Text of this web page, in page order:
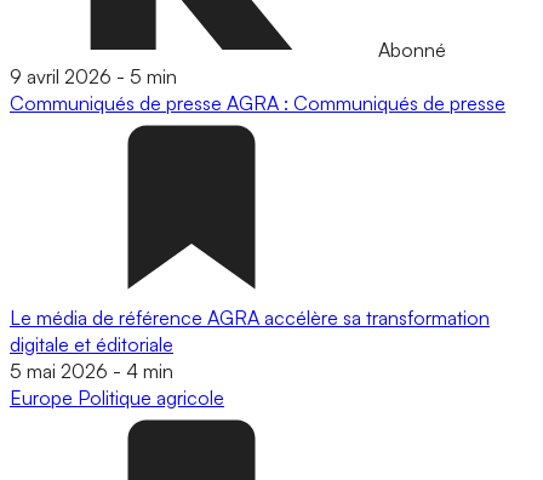
Abonné
9 avril 2026 - 5 min
Communiqués de presse AGRA : Communiqués de presse
Le média de référence AGRA accélère sa transformation
digitale et éditoriale
5 mai 2026 - 4 min
Europe Politique agricole